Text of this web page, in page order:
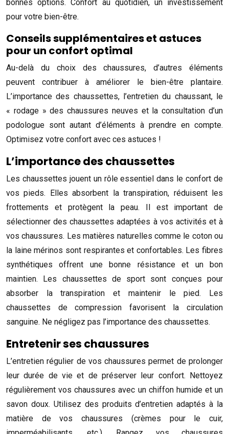
bonnes options. Confort au quotidien, un investissement
pour votre bien-être.
Conseils supplémentaires et astuces
pour un confort optimal
Au-delà du choix des chaussures, d’autres éléments
peuvent contribuer à améliorer le bien-être plantaire.
L’importance des chaussettes, l’entretien du chaussant, le
« rodage » des chaussures neuves et la consultation d’un
podologue sont autant d’éléments à prendre en compte.
Optimisez votre confort avec ces astuces !
L’importance des chaussettes
Les chaussettes jouent un rôle essentiel dans le confort de
vos pieds. Elles absorbent la transpiration, réduisent les
frottements et protègent la peau. Il est important de
sélectionner des chaussettes adaptées à vos activités et à
vos chaussures. Les matières naturelles comme le coton ou
la laine mérinos sont respirantes et confortables. Les fibres
synthétiques offrent une bonne résistance et un bon
maintien. Les chaussettes de sport sont conçues pour
absorber la transpiration et maintenir le pied. Les
chaussettes de compression favorisent la circulation
sanguine. Ne négligez pas l’importance des chaussettes.
Entretenir ses chaussures
L’entretien régulier de vos chaussures permet de prolonger
leur durée de vie et de préserver leur confort. Nettoyez
régulièrement vos chaussures avec un chiffon humide et un
savon doux. Utilisez des produits d’entretien adaptés à la
matière de vos chaussures (crèmes pour le cuir,